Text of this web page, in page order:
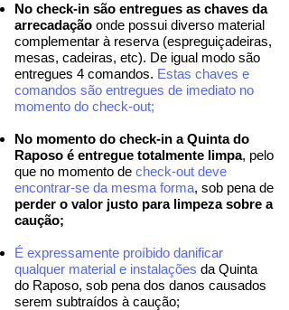
No check-in são entregues as chaves da
arrecadação onde possui diverso material
complementar à reserva (espreguiçadeiras,
mesas, cadeiras, etc). De igual modo são
entregues 4 comandos. Estas chaves e
comandos são entregues de imediato no
momento do check-out;
No momento do check-in a Quinta do
Raposo é entregue totalmente limpa, pelo
que no momento de check-out deve
encontrar-se da mesma forma, sob pena de
perder o valor justo para limpeza sobre a
caução;
É expressamente proíbido danificar
qualquer material e instalações da Quinta
do Raposo, sob pena dos danos causados
serem subtraídos à caução;